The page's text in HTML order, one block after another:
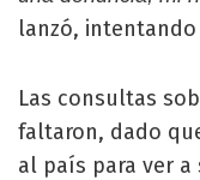
lanzó,
Las consultas
faltaron, dado
al país para ver a